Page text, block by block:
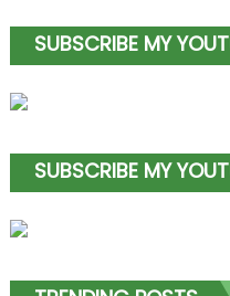
SUBSCRIBE MY
SUBSCRIBE MY